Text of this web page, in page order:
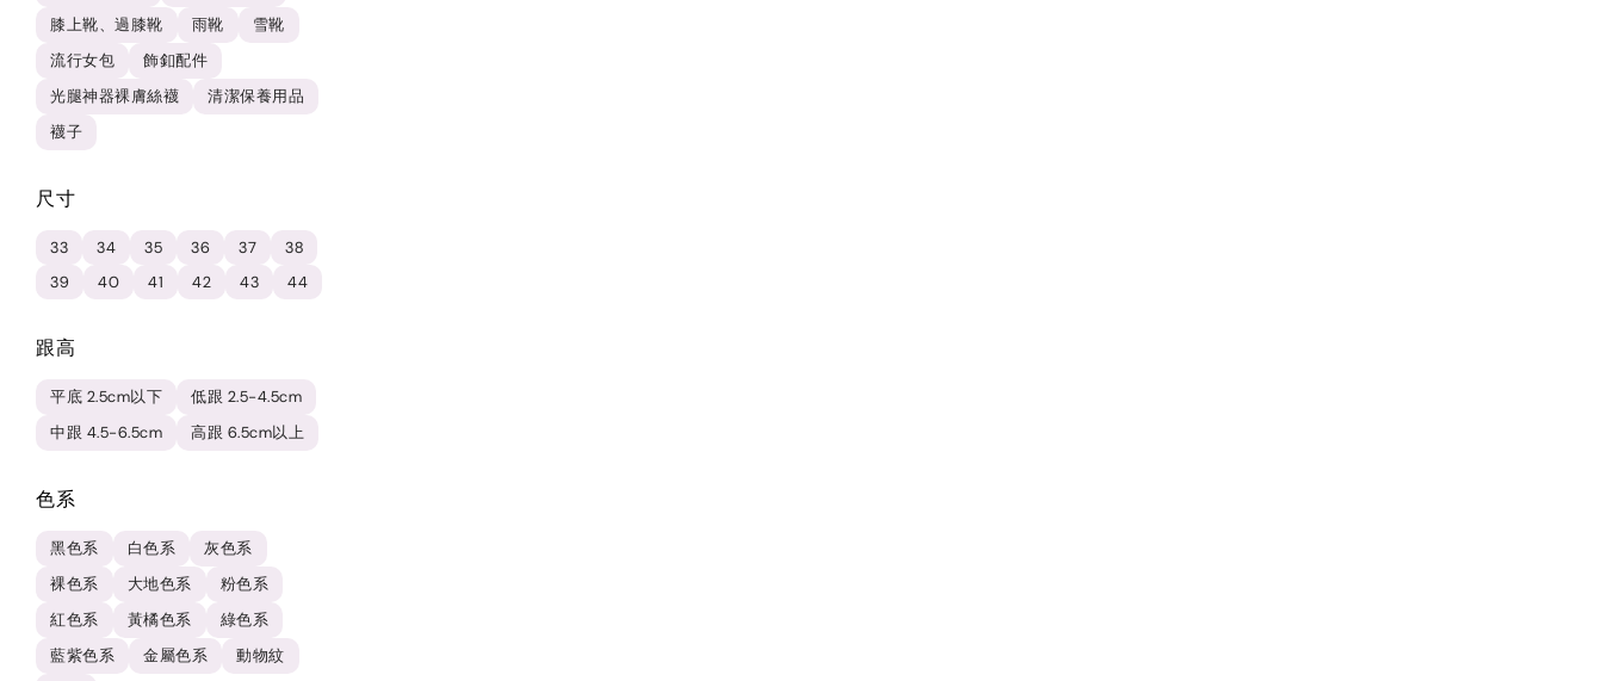
膝上靴、過膝靴
雨靴
雪靴
流行女包
飾釦配件
光腿神器裸膚絲襪
清潔保養用品
襪子
尺寸
33 34 35 36 37
38
39
40 41 42 43 44
跟高
平底 2.5cm以下
低跟 2.5-4.5cm
中跟 4.5-6.5cm
高跟 6.5cm以上
色系
黑色系 白色系
灰色系
裸色系
大地色系
粉色系
紅色系
黃橘色系
綠色系
藍紫色系
金屬色系 動物紋